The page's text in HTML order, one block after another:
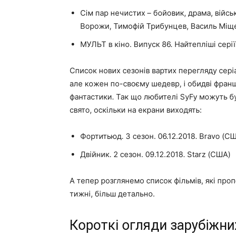
Сім пар нечистих – бойовик, драма,
Ворожи, Тимофій Трибунцев, Василь
МУЛЬТ в кіно. Випуск 86. Найтепліші
Список нових сезонів вартих перегляду
але кожен по-своєму шедевр, і обидві
фантастики. Так що любителі SyFy можуть
свято, оскільки на екрани виходять:
Фортитьюд. 3 сезон. 06.12.2018. Bravo
Двійник. 2 сезон. 09.12.2018. Starz (США)
А тепер розглянемо список фільмів, які
тижні, більш детально.
Короткі огляди